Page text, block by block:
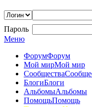
Пароль
Меню
ФорумФорум
Мой мирМой мир
Сообщества
БлогиБлоги
АльбомыАльбомы
ПомощьПомощь